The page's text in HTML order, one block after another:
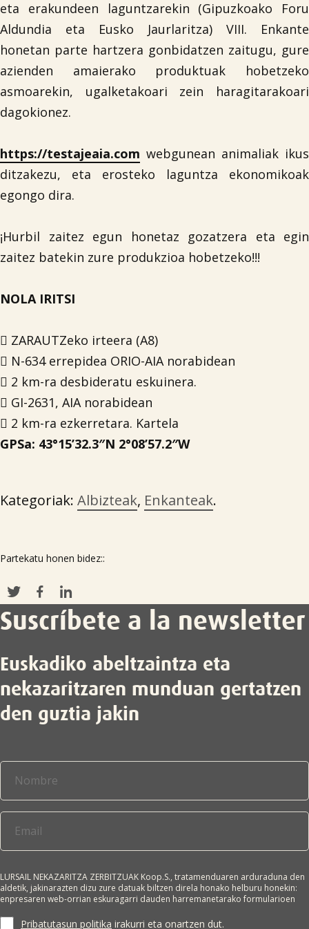

eta erakundeen laguntzarekin (Gipuzkoako Foru
Aldundia eta Eusko Jaurlaritza) VIII. Enkante
honetan parte hartzera gonbidatzen zaitugu, gure
azienden amaierako produktuak hobetzeko
asmoarekin, ugalketakoari zein haragitarakoari
dagokionez.
https://testajeaia.com webgunean animaliak ikus
ditzakezu, eta erosteko laguntza ekonomikoak
egongo dira.
¡Hurbil zaitez egun honetaz gozatzera eta egin
zaitez batekin zure produkzioa hobetzeko!!!
NOLA IRITSI
 ZARAUTZeko irteera (A8)
 N-634 errepidea ORIO-AIA norabidean
 2 km-ra desbideratu eskuinera.
 GI-2631, AIA norabidean
 2 km-ra ezkerretara. Kartela
GPSa: 43°15’32.3″N 2°08’57.2″W
Kategoriak: Albizteak, Enkanteak.
Partekatu honen bidez::
Suscríbete a la newsletter
Euskadiko abeltzaintza eta
nekazaritzaren munduan gertatzen
den guztia jakin
LURSAIL NEKAZARITZA ZERBITZUAK Koop.S., tratamenduaren arduraduna den
aldetik, jakinarazten dizu zure datuak biltzen direla honako helburu honekin:
enpresaren web-orrian eskuragarri dauden harremanetarako formularioen
jartzeko eta/edo enpresa horren merkataritza-informazioa bidaltzeko.
Pribatutasun politika irakurri eta onartzen dut.